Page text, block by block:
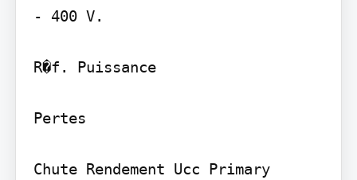
- 400 V.
R�f. Puissance
Pertes
Chute Rendement Ucc Primary